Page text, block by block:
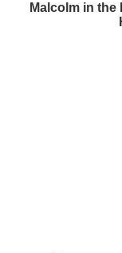
Malcolm in the